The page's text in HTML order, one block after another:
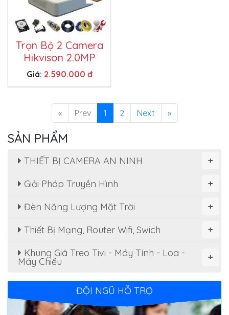
Trọn Bộ 2 Camera
Hikvison 2.0MP
Giá: 2.590.000 đ
« Prev 1 2 Next »
SẢN PHẨM
+
THIẾT BỊ CAMERA AN NINH
+
Giải Pháp Truyền Hình
+
Đèn Năng Lượng Mặt Trời
+
Thiết Bị Mạng, Router Wifi, Swich
+
Khung Giá Treo Tivi - Máy Tính - Loa -
Máy Chiếu
ĐỘI NGŨ HỖ TRỢ